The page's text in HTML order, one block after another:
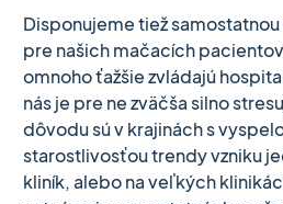
Disponujeme tiež
pre našich mačacích
omnoho ťažšie zvládajú
nás je pre ne zväčša silno
dôvodu sú v krajinách s
starostlivosťou trendy vzniku
kliník, alebo na veľkých